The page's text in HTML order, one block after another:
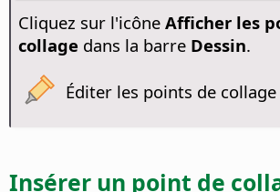
Cliquez sur l'icône Afficher les
collage dans la barre Dessin.
Éditer les points de collage
Insérer un point de